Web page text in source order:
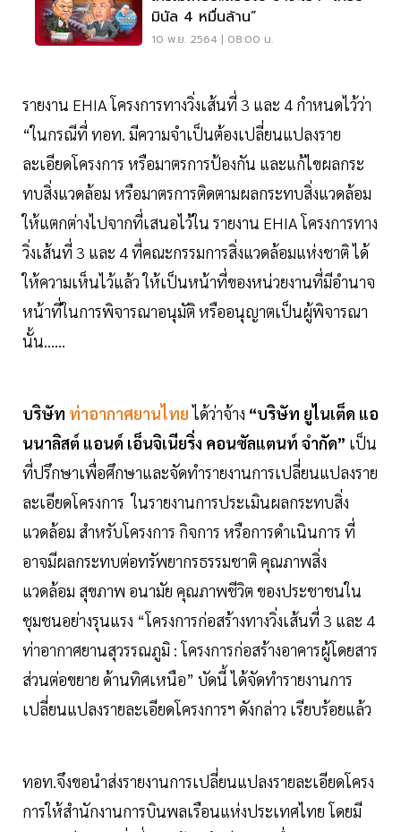
มินัล 4 หมื่นล้าน”
10 พ.ย. 2564 | 08:00 น.
รายงาน EHIA โครงการทางวิ่งเส้นที่ 3 และ 4 กําหนดไว้ว่า
“ในกรณีที่ ทอท. มีความจําเป็นต้องเปลี่ยนแปลงราย
ละเอียดโครงการ หรือมาตรการป้องกัน และแก้ไขผลกระ
ทบสิ่งแวดล้อม หรือมาตรการติดตามผลกระทบสิ่งแวดล้อม
ให้แตกต่างไปจากที่เสนอไว้ใน รายงาน EHIA โครงการทาง
วิ่งเส้นที่ 3 และ 4 ที่คณะกรรมการสิ่งแวดล้อมแห่งชาติ ได้
ให้ความเห็นไว้แล้ว ให้เป็นหน้าที่ของหน่วยงานที่มีอํานาจ
หน้าที่ในการพิจารณาอนุมัติ หรืออนุญาตเป็นผู้พิจารณา
นั้น......
บริษัท ท่าอากาศยานไทยได้ว่าจ้าง “บริษัท ยูไนเต็ด แอ
นนาลิสต์ แอนด์ เอ็นจิเนียริ่ง คอนซัลแตนท์ จํากัด” เป็น
ที่ปรึกษาเพื่อศึกษาและจัดทํารายงานการเปลี่ยนแปลงราย
ละเอียดโครงการ ในรายงานการประเมินผลกระทบสิ่ง
แวดล้อม สําหรับโครงการ กิจการ หรือการดําเนินการ ที่
อาจมีผลกระทบต่อทรัพยากรธรรมชาติ คุณภาพสิ่ง
แวดล้อม สุขภาพ อนามัย คุณภาพชีวิต ของประชาชนใน
ชุมชนอย่างรุนแรง “โครงการก่อสร้างทางวิ่งเส้นที่ 3 และ 4
ท่าอากาศยานสุวรรณภูมิ : โครงการก่อสร้างอาคารผู้โดยสาร
ส่วนต่อขยาย ด้านทิศเหนือ” บัดนี้ ได้จัดทํารายงานการ
เปลี่ยนแปลงรายละเอียดโครงการฯ ดังกล่าว เรียบร้อยแล้ว
ทอท.จึงขอนําส่งรายงานการเปลี่ยนแปลงรายละเอียดโครง
การให้สํานักงานการบินพลเรือนแห่งประเทศไทย โดยมี